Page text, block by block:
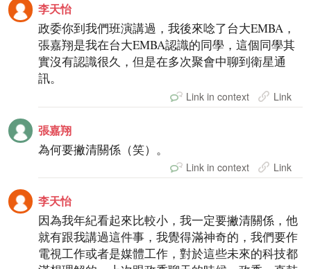
李天怡
政委你到我們班演講過，我後來唸了台大EMBA，
張嘉翔是我在台大EMBA認識的同學，這個同學其
實沒有認識很久，但是在多次聚會中聊到衛星通
訊。
Link in context Link
張嘉翔
為何要撇清關係（笑）。
Link in context Link
李天怡
因為我年紀看起來比較小，我一定要撇清關係，他
就有跟我講過這件事，我覺得滿神奇的，我們要作
電視工作或者是媒體工作，對於這些未來的科技都